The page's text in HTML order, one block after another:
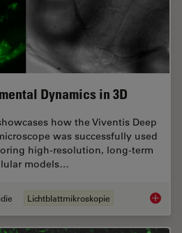
Dynamics in 3D
how the Viventis Deep
was successfully used
high-resolution, long-term
models…
Lichtblattmikroskopie